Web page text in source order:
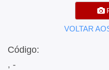
VOLTAR
Código:
, -